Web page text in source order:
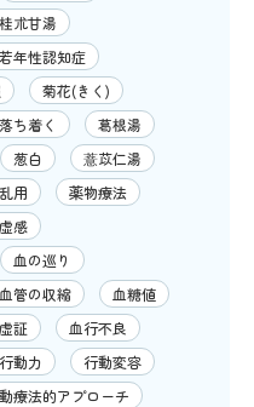
朮甘湯
若年性認知症
菊花(きく)
落ち着く
葛根湯
葱白
薏苡仁湯
用
薬物療法
感
血の巡り
血管の収縮
血糖値
証
血行不良
行動力
行動変容
療法的アプローチ